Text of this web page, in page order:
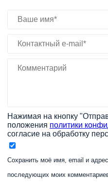
Нажимая на кнопку
положения политики
согласие на обработку
Сохранить моё имя, email и
последующих моих